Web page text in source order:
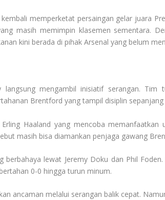
memperketat persaingan gelar juara
masih memimpin klasemen sementara.
kini berada di pihak Arsenal yang belum
mengambil inisiatif serangan. Tim
Brentford yang tampil disiplin
Haaland yang mencoba memanfaatkan
masih bisa diamankan penjaga gawang
berbahaya lewat Jeremy Doku dan Phil
0-0 hingga turun minum.
ancaman melalui serangan balik cepat.